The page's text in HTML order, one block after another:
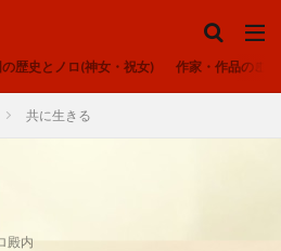
歴史とノロ(神女・祝女) 作家・作品のご
共に生きる
殿内
ヒヌカン